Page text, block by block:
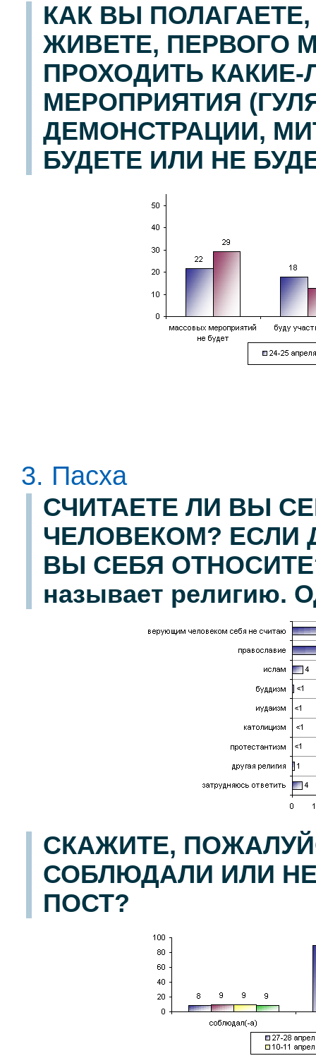
КАК ВЫ
ЖИВЕТЕ, ПЕРВОГО
ПРОХОДИТЬ
МЕРОПРИЯТИЯ
ДЕМОНСТРАЦИИ,
БУДЕТЕ ИЛИ НЕ
3. Пасха
СЧИТАЕТЕ ЛИ ВЫ
ЧЕЛОВЕКОМ? ЕСЛИ
ВЫ СЕБЯ
называет религию.
СКАЖИТЕ,
СОБЛЮДАЛИ ИЛИ
ПОСТ?